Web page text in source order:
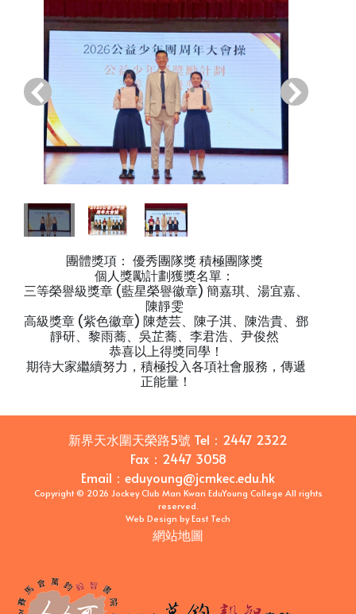
‹ ›
團體獎項： 優秀團隊獎 積極團隊獎
個人獎勵計劃獲獎名單：
三等榮譽級獎章 (藍星榮譽徽章) 簡嘉琪、湯宜嘉、
陳靜雯
高級獎章 (紫色徽章) 陳楚芸、陳子淇、陳浩貴、鄧
靜研、黎雨蕎、吳芷蕎、李君浩、尹俊然
恭喜以上得獎同學！
期待大家繼續努力，積極投入各項社會服務，傳遞
正能量！
新界天水圍天榮路5號 Tel： 2447 2322
Fax： 2447 3058
Email ： eduyoung@jcmkec.edu.hk
Copyright © 2026 Jockey Club Man Kwan EduYoung College All rights
reserved.
Web Design byEast Tech
網站地圖